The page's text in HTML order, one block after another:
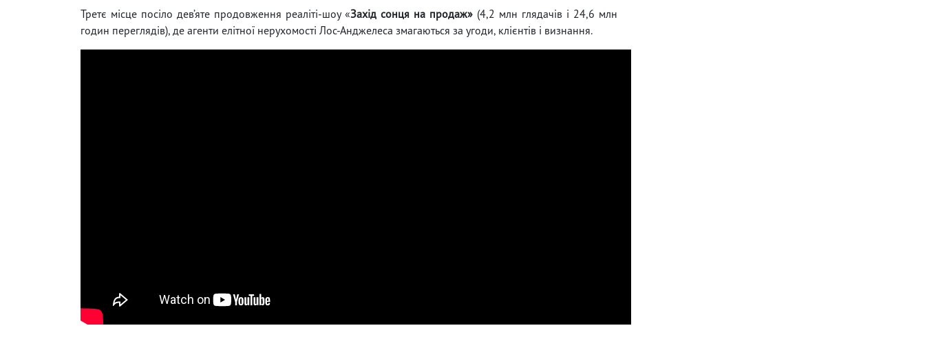
Третє місце посіло дев’яте продовження реаліті-шоу «Захід сонця на продаж» (4,2 млн глядачів і 24,6 млн
годин переглядів), де агенти елітної нерухомості Лос-Анджелеса змагаються за угоди, клієнтів і визнання.